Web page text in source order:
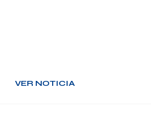
VER NOTICIA